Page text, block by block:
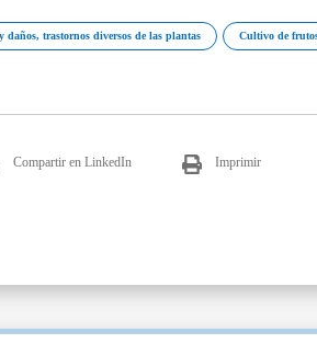
daños, trastornos diversos de las plantas Cultivo de
Compartir en LinkedIn Imprimir